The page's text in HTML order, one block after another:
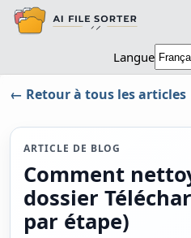
Langue
← Retour à tous les articles
ARTICLE DE BLOG
Comment
dossier
par étape)